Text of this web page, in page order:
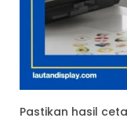
Pastikan hasil